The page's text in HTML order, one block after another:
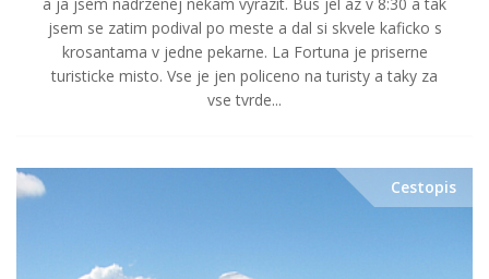
jsem se zatim podival po meste a dal si skvele kaficko s
krosantama v jedne pekarne. La Fortuna je priserne
turisticke misto. Vse je jen policeno na turisty a taky za
vse tvrde...
Cestopis